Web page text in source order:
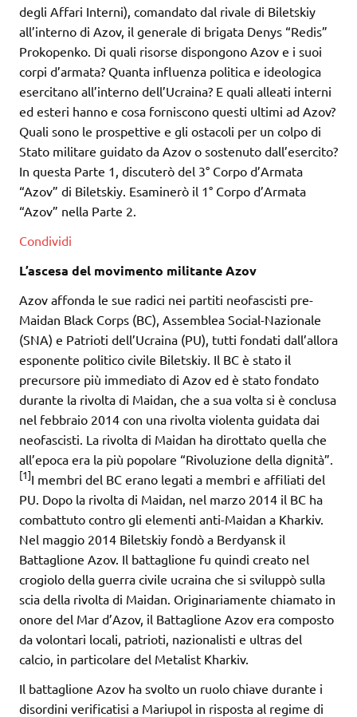
degli Affari Interni), comandato dal rivale di Biletskiy
all’interno di Azov, il generale di brigata Denys “Redis”
Prokopenko. Di quali risorse dispongono Azov e i suoi
corpi d’armata? Quanta influenza politica e ideologica
esercitano all’interno dell’Ucraina? E quali alleati interni
ed esteri hanno e cosa forniscono questi ultimi ad Azov?
Quali sono le prospettive e gli ostacoli per un colpo di
Stato militare guidato da Azov o sostenuto dall’esercito?
In questa Parte 1, discuterò del 3° Corpo d’Armata
“Azov” di Biletskiy. Esaminerò il 1° Corpo d’Armata
“Azov” nella Parte 2.
Condividi
L’ascesa del movimento militante Azov
Azov affonda le sue radici nei partiti neofascisti pre-
Maidan Black Corps (BC), Assemblea Social-Nazionale
(SNA) e Patrioti dell’Ucraina (PU), tutti fondati dall’allora
esponente politico civile Biletskiy. Il BC è stato il
precursore più immediato di Azov ed è stato fondato
durante la rivolta di Maidan, che a sua volta si è conclusa
nel febbraio 2014 con una rivolta violenta guidata dai
neofascisti. La rivolta di Maidan ha dirottato quella che
all’epoca era la più popolare “Rivoluzione della dignità”.
[1]I membri del BC erano legati a membri e affiliati del
PU. Dopo la rivolta di Maidan, nel marzo 2014 il BC ha
combattuto contro gli elementi anti-Maidan a Kharkiv.
Nel maggio 2014 Biletskiy fondò a Berdyansk il
Battaglione Azov. Il battaglione fu quindi creato nel
crogiolo della guerra civile ucraina che si sviluppò sulla
scia della rivolta di Maidan. Originariamente chiamato in
onore del Mar d’Azov, il Battaglione Azov era composto
da volontari locali, patrioti, nazionalisti e ultras del
calcio, in particolare del Metalist Kharkiv.
Il battaglione Azov ha svolto un ruolo chiave durante i
disordini verificatisi a Mariupol in risposta al regime di